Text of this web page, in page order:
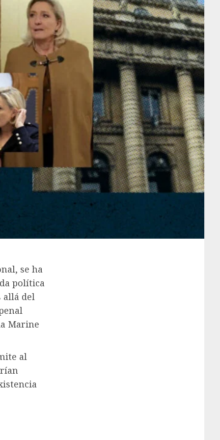
se ha
política
allá del
Marine
al